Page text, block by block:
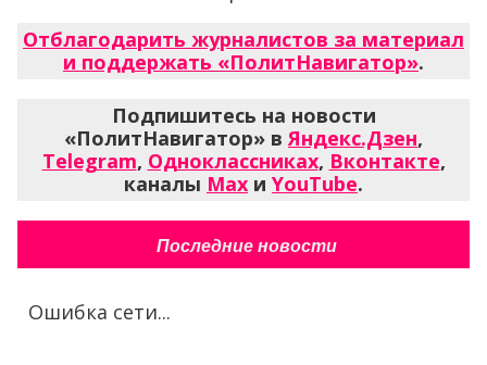
Отблагодарить журналистов за материал
и поддержать «ПолитНавигатор».
Подпишитесь на новости
«ПолитНавигатор» в Яндекс.Дзен,
Telegram, Одноклассниках, Вконтакте,
каналы Max и YouTube.
Последние новости
Ошибка сети...